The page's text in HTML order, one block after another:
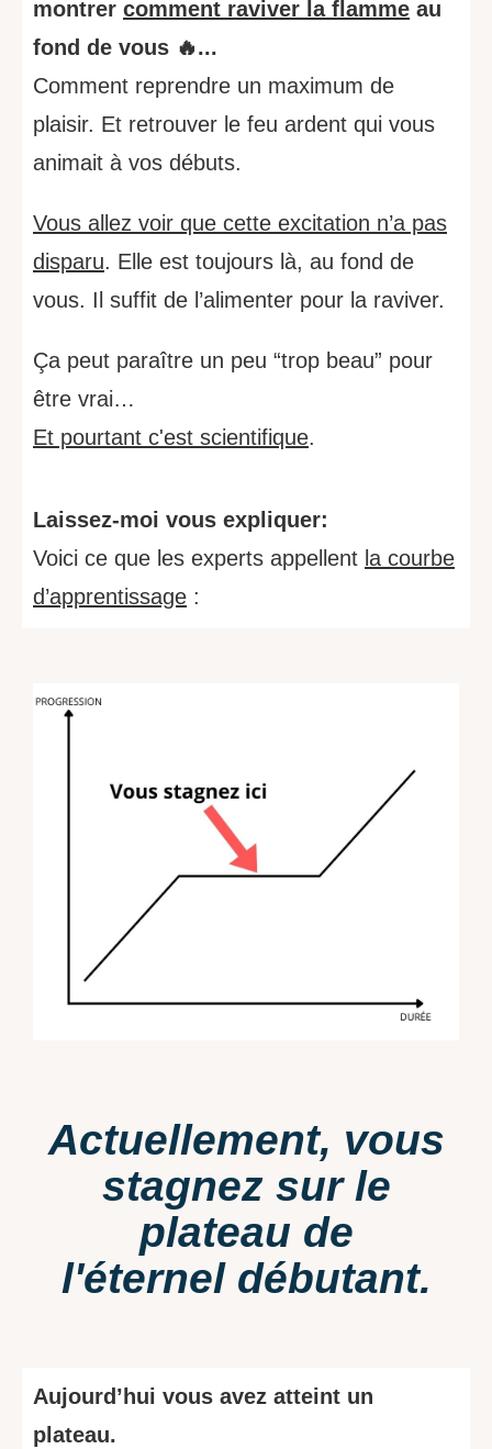
montrer comment raviver la flamme au
fond de vous 🔥...
Comment reprendre un maximum de
plaisir. Et retrouver le feu ardent qui vous
animait à vos débuts.
Vous allez voir que cette excitation n’a pas
disparu. Elle est toujours là, au fond de
vous. Il suffit de l’alimenter pour la raviver.
Ça peut paraître un peu “trop beau” pour
être vrai…
Et pourtant c'est scientifique.
Laissez-moi vous expliquer:
Voici ce que les experts appellent la courbe
d’apprentissage :
Actuellement, vous
stagnez sur le
plateau de
l'éternel débutant.
Aujourd’hui vous avez atteint un
plateau.